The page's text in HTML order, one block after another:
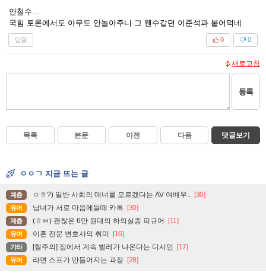
안철수...
국힘 토론에서도 아무도 안놀아주니 그 웬수같던 이준석과 붙어먹네
답글 0
0
새로고침
등록
목록 본문 이전 다음 댓글보기
ㅇㅇㄱ 지금 뜨는 글
계층 ㅇㅎ?) 일반 사회의 매너를 모르겠다는 AV 여배우.. [30]
유머 남녀가 서로 마음에들때 카톡 [30]
계층 (ㅎㅂ) 괜찮은 6만 원대의 하의실종 피규어 [11]
유머 이혼 전문 변호사의 취미 [16]
기타 [혐주의] 집에서 계속 벌레가 나온다는 디시인 [17]
유머 라면 스프가 만들어지는 과정 [28]